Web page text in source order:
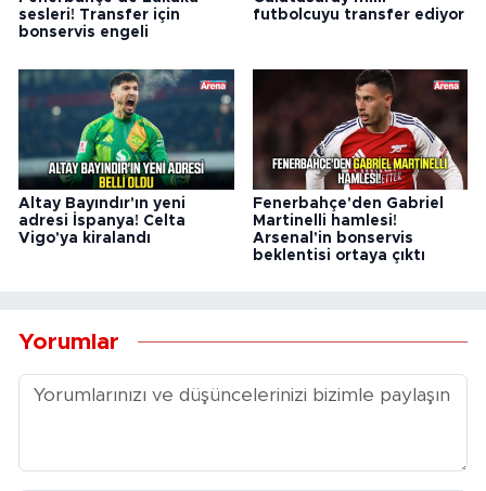
sesleri! Transfer için
bonservis engeli
futbolcuyu transfer ediyor
Altay Bayındır'ın yeni
adresi İspanya! Celta
Vigo'ya kiralandı
Fenerbahçe'den Gabriel
Martinelli hamlesi!
Arsenal'in bonservis
beklentisi ortaya çıktı
Yorumlar